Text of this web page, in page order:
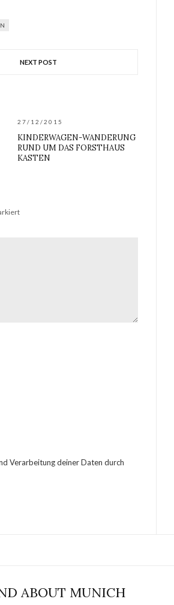
NEXT POST
27/12/2015
KINDERWAGEN-WANDERUNG
RUND UM DAS FORSTHAUS
KASTEN
Verarbeitung deiner Daten durch
ABOUT MUNICH